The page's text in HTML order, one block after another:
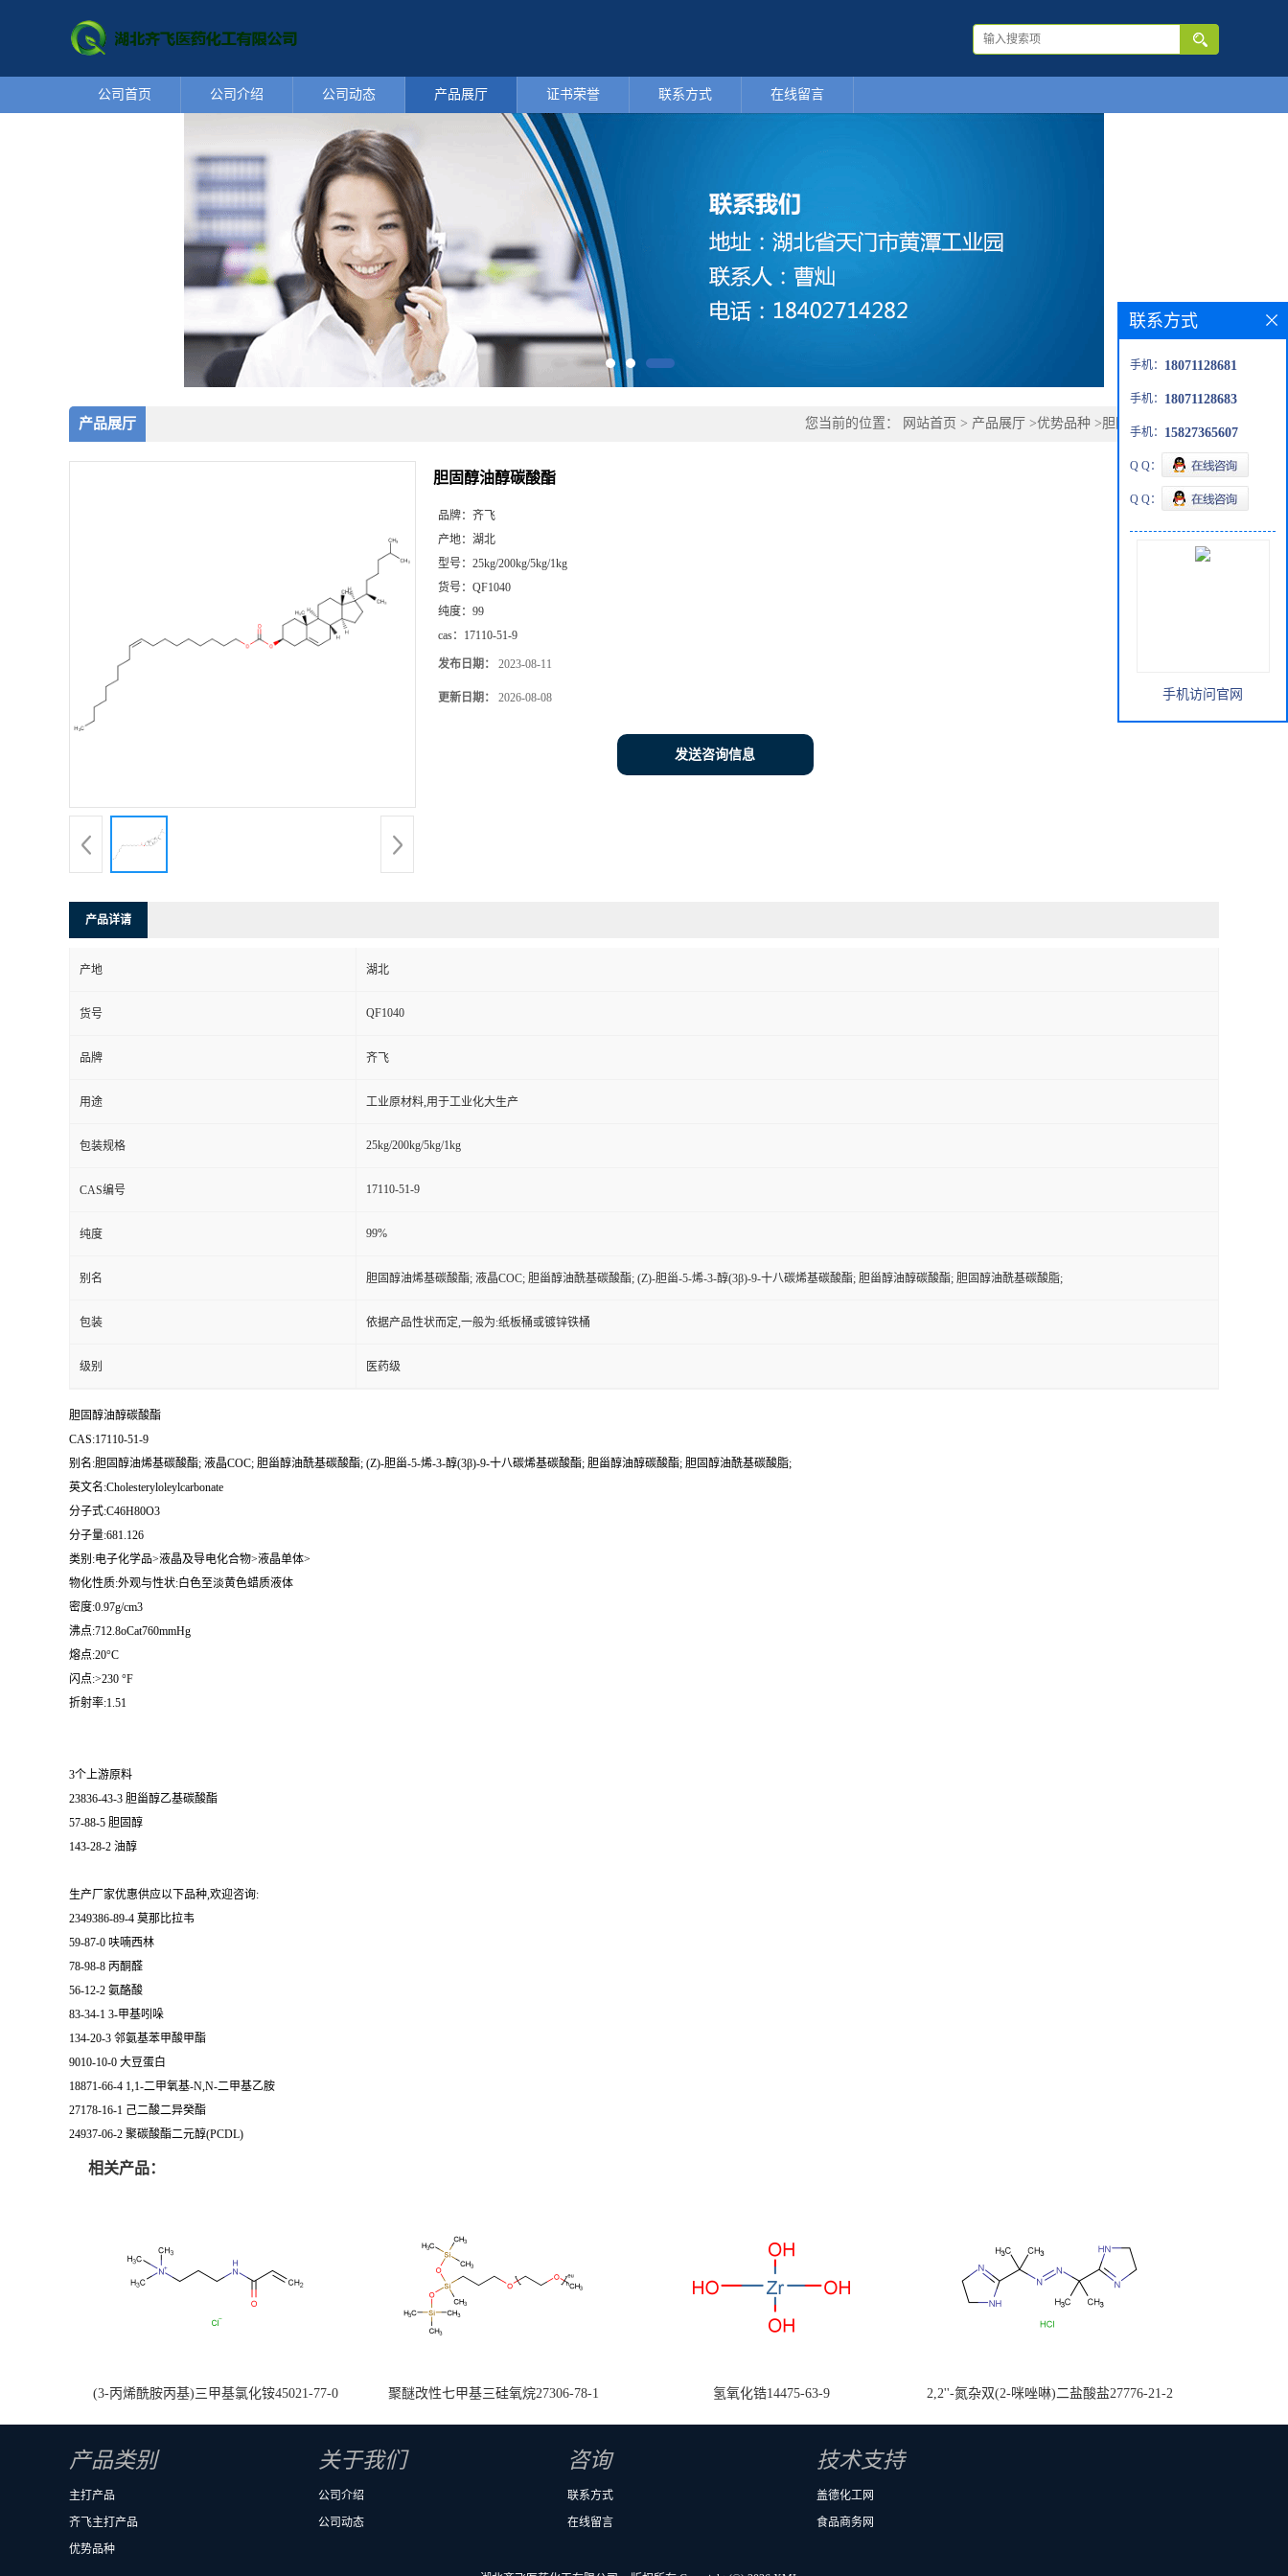
公司首页 公司介绍 公司动态 产品展厅 证书荣誉 联系方式 在线留言
产品展厅 您当前的位置： 网站首页 > 产品展厅 >优势品种 >胆固醇油醇碳酸酯
胆固醇油醇碳酸酯
品牌： 齐飞
产地： 湖北
型号： 25kg/200kg/5kg/1kg
货号： QF1040
纯度： 99
cas： 17110-51-9
发布日期： 2023-08-11
更新日期： 2026-08-08
发送咨询信息
产品详请
产地 湖北
货号 QF1040
品牌 齐飞
用途 工业原材料,用于工业化大生产
包装规格 25kg/200kg/5kg/1kg
CAS编号 17110-51-9
纯度 99%
别名 胆固醇油烯基碳酸酯; 液晶COC; 胆甾醇油酰基碳酸酯; (Z)-胆甾-5-烯-3-醇(3β)-9-十八碳烯基碳酸酯; 胆甾醇油醇碳酸酯; 胆固醇油酰基碳酸脂;
包装 依据产品性状而定,一般为:纸板桶或镀锌铁桶
级别 医药级
胆固醇油醇碳酸酯
CAS:17110-51-9
别名:胆固醇油烯基碳酸酯; 液晶COC; 胆甾醇油酰基碳酸酯; (Z)-胆甾-5-烯-3-醇(3β)-9-十八碳烯基碳酸酯; 胆甾醇油醇碳酸酯; 胆固醇油酰基碳酸脂;
英文名:Cholesteryloleylcarbonate
分子式:C46H80O3
分子量:681.126
类别:电子化学品>液晶及导电化合物>液晶单体>
物化性质:外观与性状:白色至淡黄色蜡质液体
密度:0.97g/cm3
沸点:712.8oCat760mmHg
熔点:20°C
闪点:>230 °F
折射率:1.51
3个上游原料
23836-43-3 胆甾醇乙基碳酸酯
57-88-5 胆固醇
143-28-2 油醇
生产厂家优惠供应以下品种,欢迎咨询:
2349386-89-4 莫那比拉韦
59-87-0 呋喃西林
78-98-8 丙酮醛
56-12-2 氨酪酸
83-34-1 3-甲基吲哚
134-20-3 邻氨基苯甲酸甲酯
9010-10-0 大豆蛋白
18871-66-4 1,1-二甲氧基-N,N-二甲基乙胺
27178-16-1 己二酸二异癸酯
24937-06-2 聚碳酸酯二元醇(PCDL)
相关产品：
(3-丙烯酰胺丙基)三甲基氯化铵45021-77-0 聚醚改性七甲基三硅氧烷27306-78-1 氢氧化锆14475-63-9 2,2''-氮杂双(2-咪唑啉)二盐酸盐27776-21-2
联系方式
手机： 18071128681
手机： 18071128683
手机： 15827365607
Q Q：
Q Q：
手机访问官网
产品类别
主打产品
齐飞主打产品
优势品种
关于我们
公司介绍
公司动态
咨询
联系方式
在线留言
技术支持
盖德化工网
食品商务网